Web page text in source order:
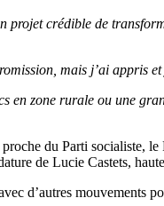
projet crédible de
mais j’ai appris
zone rurale ou une
du Parti socialiste,
de Lucie Castets,
d’autres mouvements